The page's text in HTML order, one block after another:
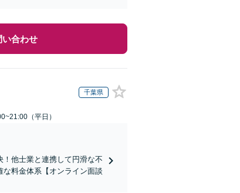
い合わせ
千葉県
（平日）
！他士業と連携して円滑な不
料金体系【オンライン面談